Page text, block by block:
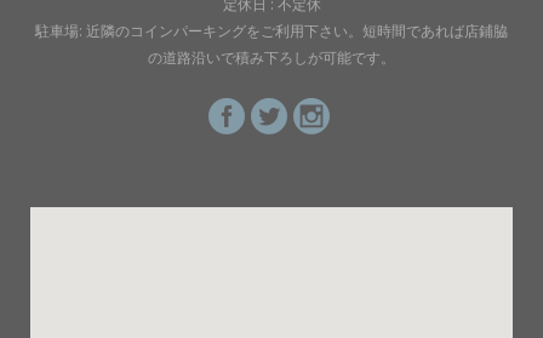
駐車場: 近隣のコインパーキングをご利用下さい。短時間であれば店鋪脇
の道路沿いで積み下ろしが可能です。